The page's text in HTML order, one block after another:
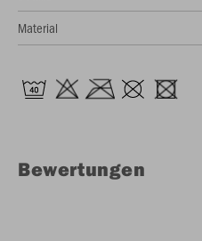
Material
Bewertungen